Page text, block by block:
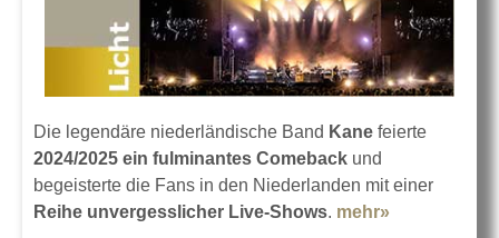
Die legendäre niederländische Band Kane feierte
2024/2025 ein fulminantes Comeback und
begeisterte die Fans in den Niederlanden mit einer
Reihe unvergesslicher Live-Shows. mehr»